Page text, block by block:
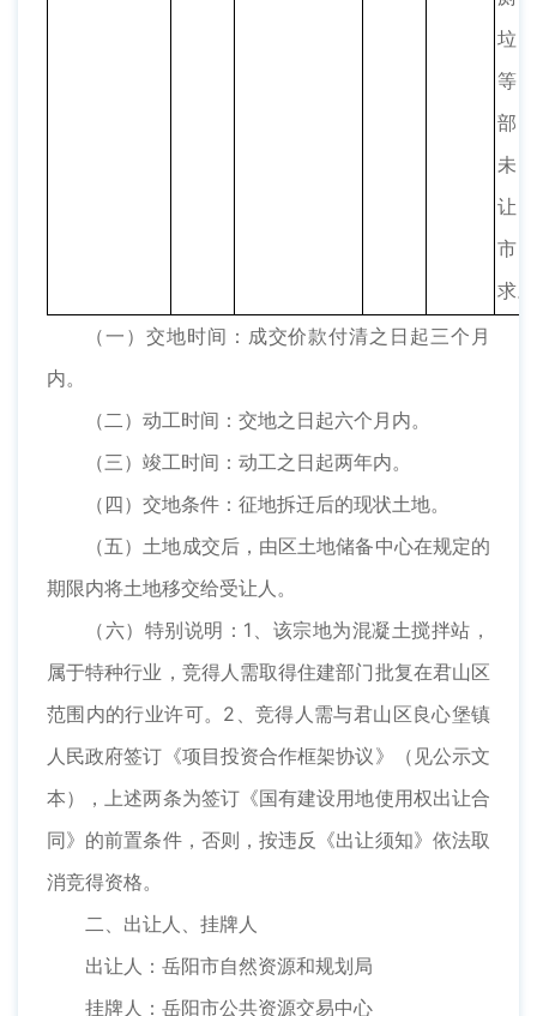
垃
等
部
未
让
市
求。
（一）交地时间：成交价款付清之日起三个月
内。
（二）动工时间：交地之日起六个月内。
（三）竣工时间：动工之日起两年内。
（四）交地条件：征地拆迁后的现状土地。
（五）土地成交后，由区土地储备中心在规定的
期限内将土地移交给受让人。
（六）特别说明：1、该宗地为混凝土搅拌站，
属于特种行业，竞得人需取得住建部门批复在君山区
范围内的行业许可。2、竞得人需与君山区良心堡镇
人民政府签订《项目投资合作框架协议》（见公示文
本），上述两条为签订《国有建设用地使用权出让合
同》的前置条件，否则，按违反《出让须知》依法取
消竞得资格。
二、出让人、挂牌人
出让人：岳阳市自然资源和规划局
挂牌人：岳阳市公共资源交易中心